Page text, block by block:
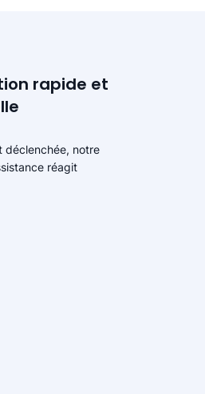
rapide et
déclenchée, notre
réagit